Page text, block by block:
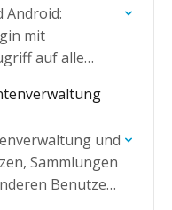
Android:
mit
auf alle
und
Sammlungen
Benutzern